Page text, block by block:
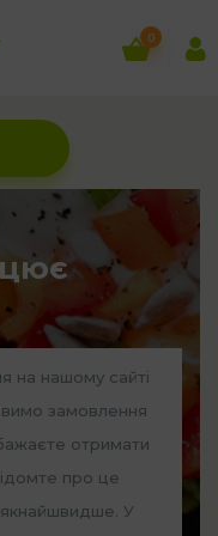
0
на нашому сайті
замовлення
отримати
про це
У